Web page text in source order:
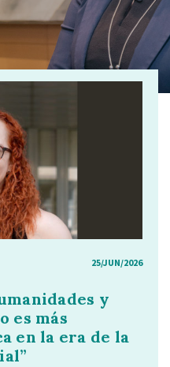
25/JUN/2026
y
es más
en la era de la